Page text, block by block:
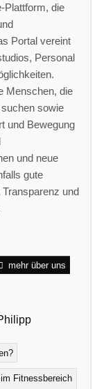
Plattform, die
Portal vereint
Personal
Menschen, die
sowie
und Bewegung
und neue
gute
und
mehr über uns
Fitnessbereich